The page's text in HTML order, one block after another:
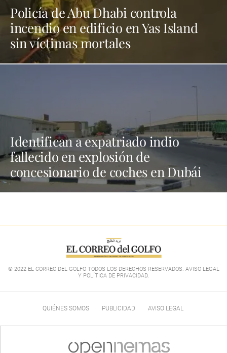
Policía de Abu Dhabi controla
incendio en edificio en Yas Island
sin víctimas mortales
Identifican a expatriado indio
fallecido en explosión de
concesionario de coches en Dubái
© 2022 EL CORREO DEL GOLFO TODOS LOS DERECHOS RESERVADOS. AVISO LEGAL
Y POLÍTICA DE PRIVACIDAD.
QUIÉNES SOMOS PUBLICIDAD AVISO LEGAL